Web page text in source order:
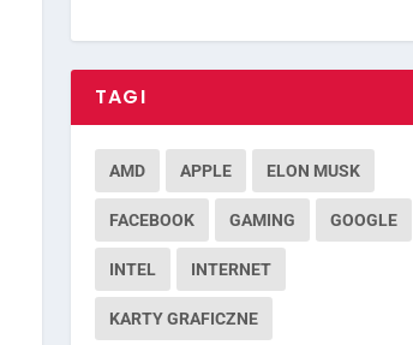
TAGI
AMD APPLE ELON MUSK
FACEBOOK GAMING GOOGLE
INTEL INTERNET
KARTY GRAFICZNE